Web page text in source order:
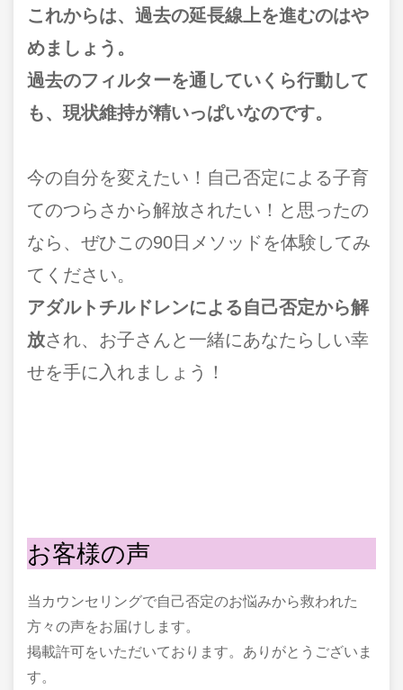
これからは、過去の延長線上を進むのはや
めましょう。
過去のフィルターを通していくら行動して
も、現状維持が精いっぱいなのです。
今の自分を変えたい！自己否定による子育
てのつらさから解放されたい！と思ったの
なら、ぜひこの90日メソッドを体験してみ
てください。
アダルトチルドレンによる自己否定から解
放され、お子さんと一緒にあなたらしい幸
せを手に入れましょう！
お客様の声
当カウンセリングで自己否定のお悩みから救われた
方々の声をお届けします。
掲載許可をいただいております。ありがとうございま
す。